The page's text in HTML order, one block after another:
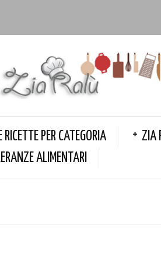
RICETTE PER CATEGORIA
ZIA
ALIMENTARI